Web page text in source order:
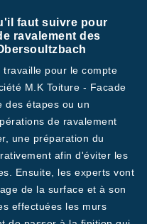
faut suivre pour
ravalement des
pour le compte
M.K Toiture - Facade
des étapes ou un
de ravalement
une préparation du
afin d'éviter les
Ensuite, les experts vont
de la surface et à son
effectuées les murs